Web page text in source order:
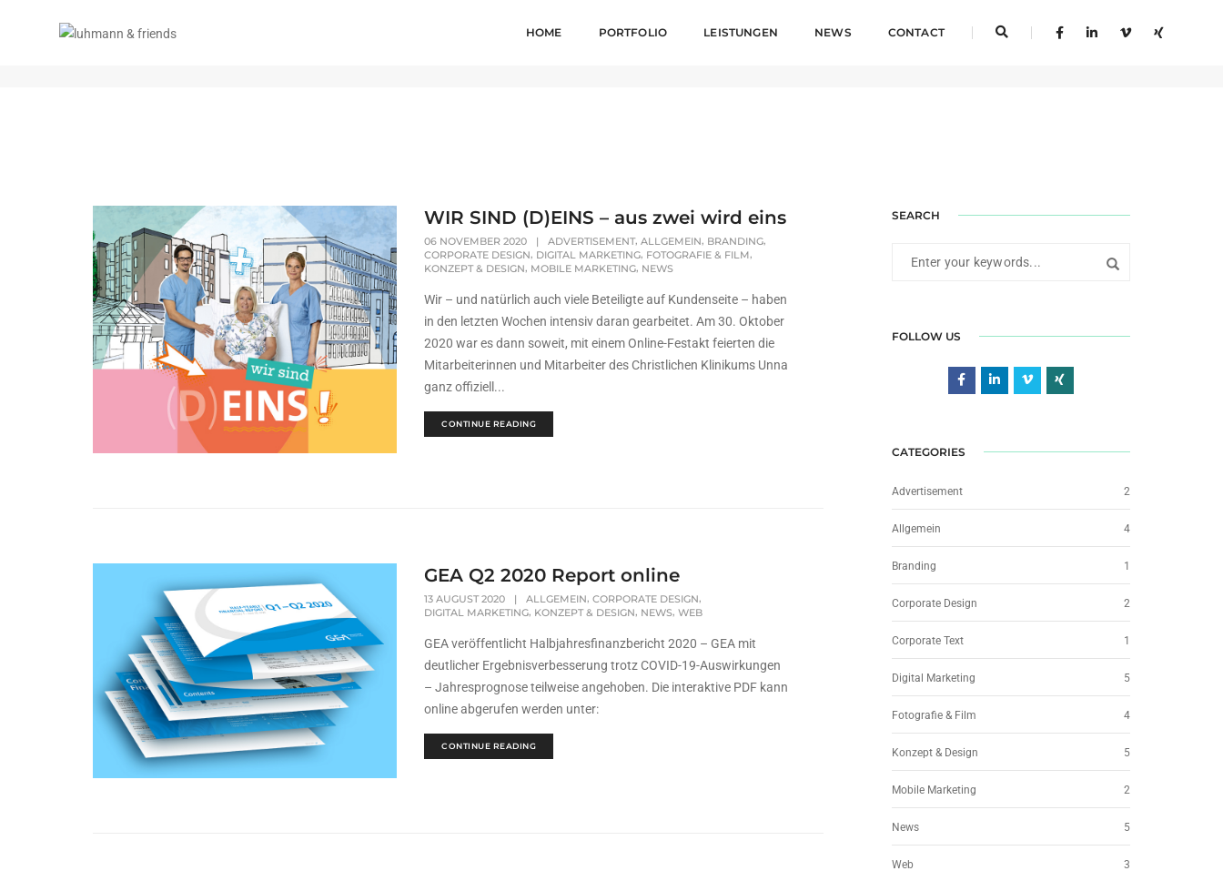
HOME PORTFOLIO LEISTUNGEN NEWS CONTACT
Digital Marketing
WIR SIND (D)EINS – aus zwei wird eins
06 NOVEMBER 2020 | ADVERTISEMENT,ALLGEMEIN, BRANDING,
CORPORATE DESIGN, DIGITAL MARKETING, FOTOGRAFIE & FILM,
KONZEPT & DESIGN, MOBILE MARKETING, NEWS
Wir – und natürlich auch viele Beteiligte auf Kundenseite – haben
in den letzten Wochen intensiv daran gearbeitet. Am 30. Oktober
2020 war es dann soweit, mit einem Online-Festakt feierten die
Mitarbeiterinnen und Mitarbeiter des Christlichen Klinikums Unna
ganz offiziell...
CONTINUE READING
GEA Q2 2020 Report online
13 AUGUST 2020 | ALLGEMEIN,CORPORATE DESIGN,
DIGITAL MARKETING, KONZEPT & DESIGN, NEWS,WEB
GEA veröffentlicht Halbjahresfinanzbericht 2020 – GEA mit
deutlicher Ergebnisverbesserung trotz COVID-19-Auswirkungen
– Jahresprognose teilweise angehoben. Die interaktive PDF kann
online abgerufen werden unter:
CONTINUE READING
SEARCH
FOLLOW US
CATEGORIES
Advertisement 2
Allgemein 4
Branding 1
Corporate Design 2
Corporate Text 1
Digital Marketing 5
Fotografie & Film 4
Konzept & Design 5
Mobile Marketing 2
News 5
Web 3